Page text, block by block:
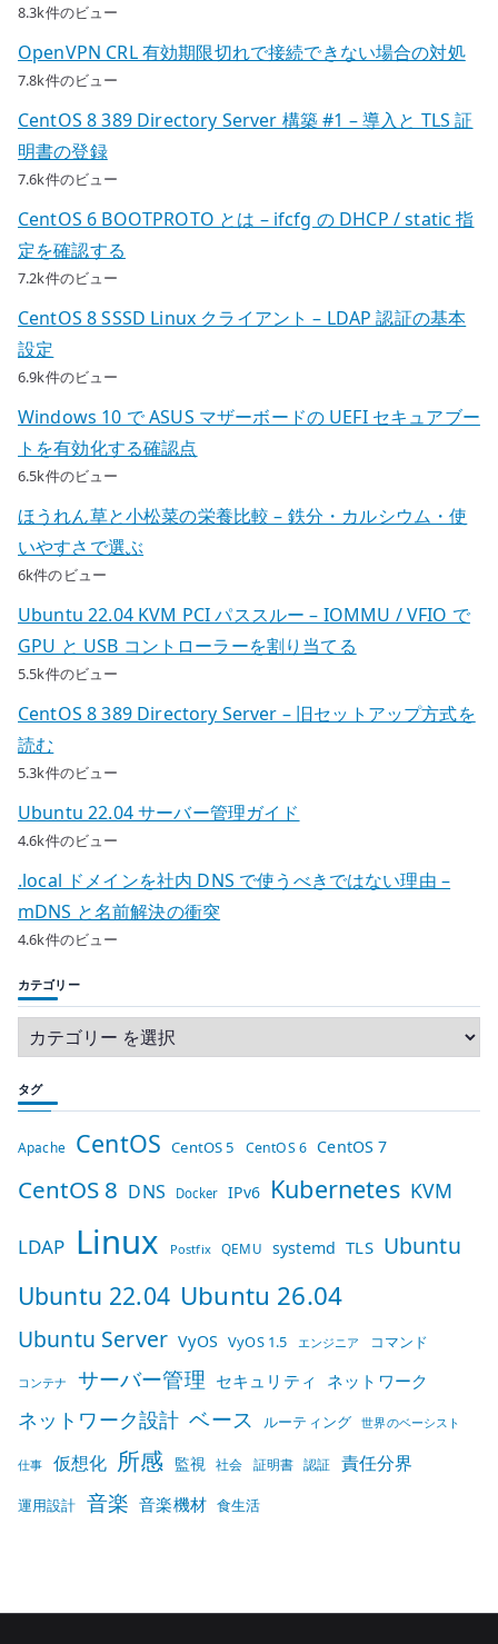
8.3k件のビュー
OpenVPN CRL 有効期限切れで接続できない場合の対処
7.8k件のビュー
CentOS 8 389 Directory Server 構築 #1 – 導入と TLS 証
明書の登録
7.6k件のビュー
CentOS 6 BOOTPROTO とは – ifcfg の DHCP / static 指
定を確認する
7.2k件のビュー
CentOS 8 SSSD Linux クライアント – LDAP 認証の基本
設定
6.9k件のビュー
Windows 10 で ASUS マザーボードの UEFI セキュアブー
トを有効化する確認点
6.5k件のビュー
ほうれん草と小松菜の栄養比較 – 鉄分・カルシウム・使
いやすさで選ぶ
6k件のビュー
Ubuntu 22.04 KVM PCI パススルー – IOMMU / VFIO で
GPU と USB コントローラーを割り当てる
5.5k件のビュー
CentOS 8 389 Directory Server – 旧セットアップ方式を
読む
5.3k件のビュー
Ubuntu 22.04 サーバー管理ガイド
4.6k件のビュー
.local ドメインを社内 DNS で使うべきではない理由 –
mDNS と名前解決の衝突
4.6k件のビュー
カテゴリー
タグ
Apache CentOS CentOS 5 CentOS 6 CentOS 7
CentOS 8 DNS Docker IPv6 Kubernetes KVM
LDAP Linux Postfix QEMU systemd TLS Ubuntu
Ubuntu 22.04 Ubuntu 26.04
Ubuntu Server VyOS VyOS 1.5 エンジニア コマンド
コンテナ サーバー管理 セキュリティ ネットワーク
ネットワーク設計 ベース ルーティング 世界のベーシスト
仕事 仮想化 所感 監視 社会 証明書 認証 責任分界
運用設計 音楽 音楽機材 食生活